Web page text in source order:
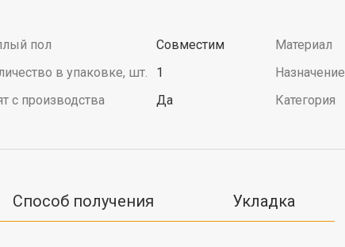
пол
Совместим
в упаковке, шт.
1
с производства
Да
Материал
Назначение
Категория
Способ получения Укладка